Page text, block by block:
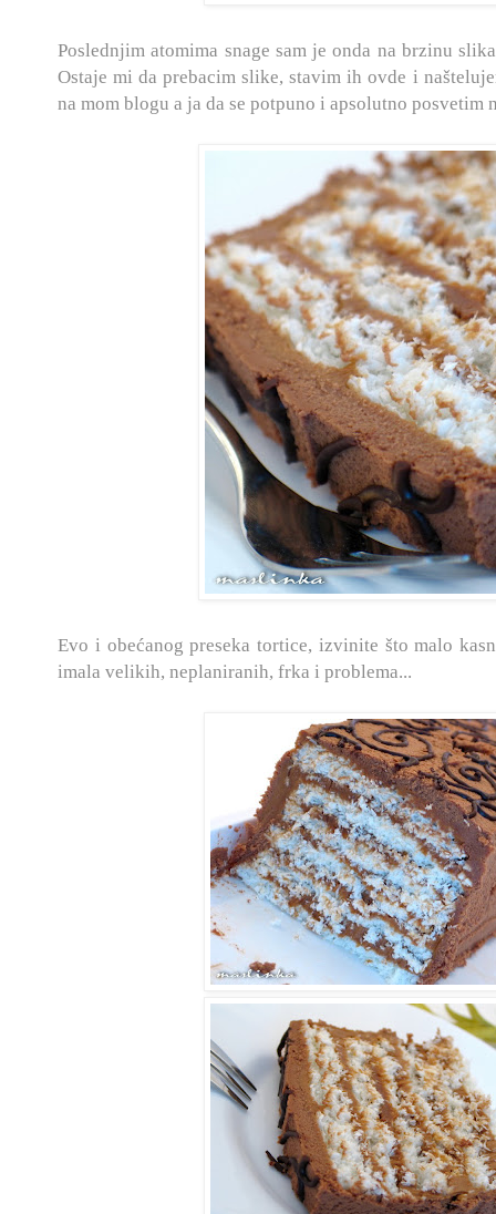
Poslednjim atomima snage sam je onda na brzinu
Ostaje mi da prebacim slike, stavim ih ovde i
na mom blogu a ja da se potpuno i apsolutno posvetim
Evo i obećanog preseka tortice, izvinite što malo
imala velikih, neplaniranih, frka i problema...